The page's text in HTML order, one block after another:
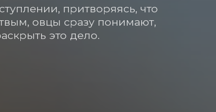
притворяясь, что
овцы сразу понимают,
это дело.